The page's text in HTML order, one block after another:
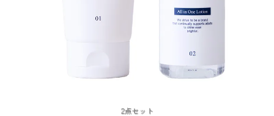
2点セット